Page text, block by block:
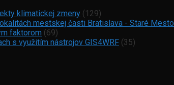
klimatickej zmeny (129)
mestskej časti Bratislava - Staré Mesto
faktorom (69)
s využitím nástrojov GIS4WRF (35)